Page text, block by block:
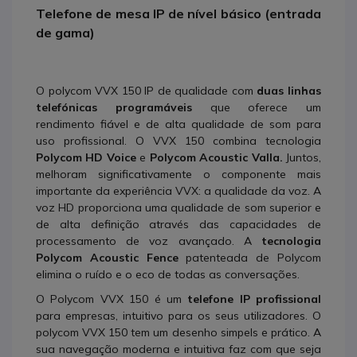
Telefone de mesa IP de nível básico (entrada
de gama)
O polycom VVX 150 IP de qualidade com duas linhas
telefónicas programáveisque oferece um
rendimento fiável e de alta qualidade de som para
uso profissional. O VVX 150 combina tecnologia
Polycom HD Voicee Polycom Acoustic Valla. Juntos,
melhoram significativamente o componente mais
importante da experiência VVX: a qualidade da voz. A
voz HD proporciona uma qualidade de som superior e
de alta definição através das capacidades de
processamento de voz avançado. A tecnologia
Polycom Acoustic Fencepatenteada de Polycom
elimina o ruído e o eco de todas as conversações.
O Polycom VVX 150 é um telefone IP profissional
para empresas, intuitivo para os seus utilizadores. O
polycom VVX 150 tem um desenho simpels e prático. A
sua navegação moderna e intuitiva faz com que seja